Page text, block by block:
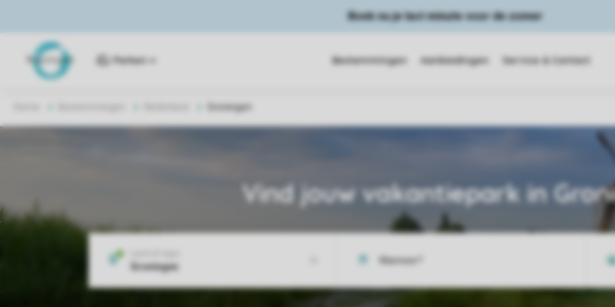
Boek nu je last minute voor de zomer
Parken Bestemmingen Aanbiedingen Service & Contact
Groningen